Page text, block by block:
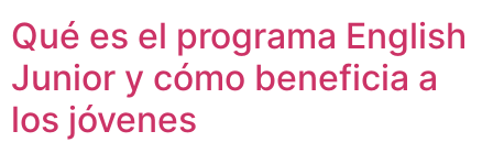
Qué es el programa English
Junior y cómo beneficia a
los jóvenes